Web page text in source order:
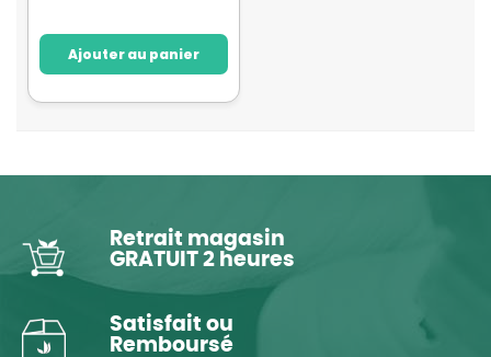
Ajouter au panier
Retrait magasin
GRATUIT 2 heures
Satisfait ou
Remboursé